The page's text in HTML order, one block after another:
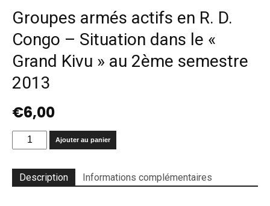
Groupes armés actifs en R. D.
Congo – Situation dans le «
Grand Kivu » au 2ème semestre
2013
€6,00
quantité
de
armés
actifs
Ajouter au panier
Description Informations complémentaires